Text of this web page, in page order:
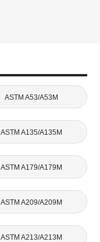
ASTM A53/A53M
ASTM A135/A135M
ASTM A179/A179M
ASTM A209/A209M
ASTM A213/A213M